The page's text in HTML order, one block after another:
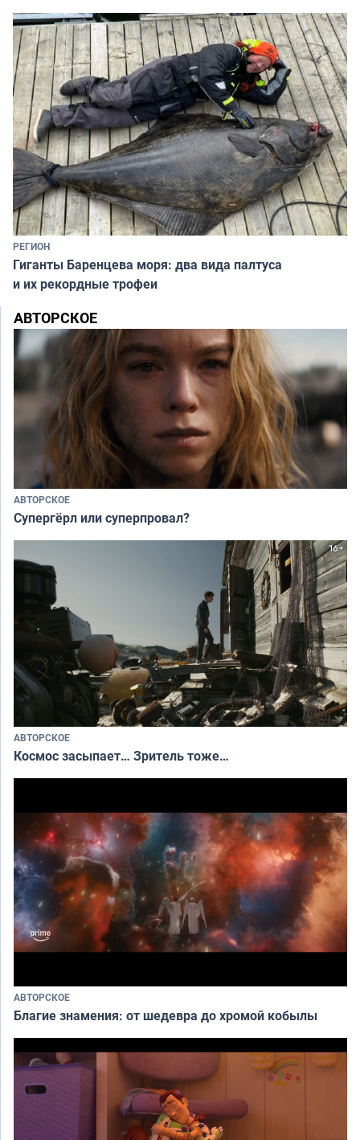
РЕГИОН
Гиганты Баренцева моря: два вида палтуса
и их рекордные трофеи
АВТОРСКОЕ
АВТОРСКОЕ
Супергёрл или суперпровал?
АВТОРСКОЕ
Космос засыпает… Зритель тоже…
АВТОРСКОЕ
Благие знамения: от шедевра до хромой кобылы